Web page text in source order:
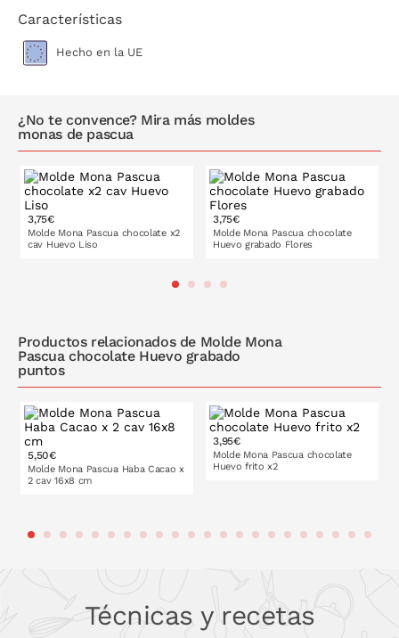
Características
Hecho en la UE
¿No te convence? Mira más moldes
monas de pascua
3,75€
Molde Mona Pascua chocolate x2
cav Huevo Liso
3,75€
Molde Mona Pascua chocolate
Huevo grabado Flores
Productos relacionados de Molde Mona
Pascua chocolate Huevo grabado
puntos
5,50€
Molde Mona Pascua Haba Cacao x
2 cav 16x8 cm
3,95€
Molde Mona Pascua chocolate
Huevo frito x2
Técnicas y recetas